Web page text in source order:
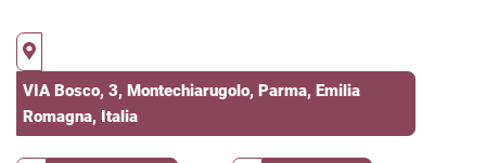
VIA Bosco, 3, Montechiarugolo, Parma, Emilia
Romagna, Italia